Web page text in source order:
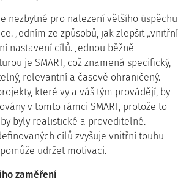
nezbytné pro nalezení většího úspěchu
Jedním ze způsobů, jak zlepšit „vnitřní
nastavení cílů. Jednou běžně
je SMART, což znamená specifický,
relevantní a časově ohraničený.
které vy a váš tým provádějí, by
v tomto rámci SMART, protože to
byly realistické a proveditelné.
cílů zvyšuje vnitřní touhu
udržet motivaci.
zaměření